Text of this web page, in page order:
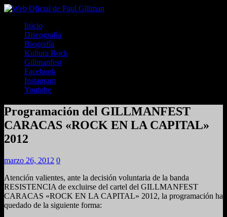
Inicio
Discografía
Biografía
Kultura Rock
Gillmanfest
Facebook
Instagram
Youtube
Programación del GILLMANFEST
CARACAS «ROCK EN LA CAPITAL»
2012
marzo 26, 2012 0
Atención valientes, ante la decisión voluntaria de la banda
RESISTENCIA de excluirse del cartel del GILLMANFEST
CARACAS «ROCK EN LA CAPITAL» 2012, la programación ha
quedado de la siguiente forma: